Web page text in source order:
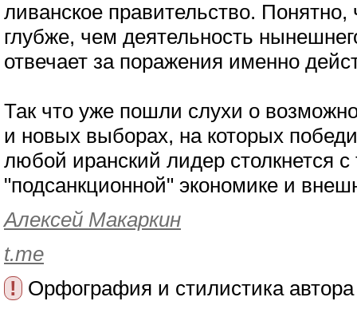
ливанское правительство. Понятно,
глубже, чем деятельность
отвечает за поражения именно
Так что уже пошли слухи о
и новых выборах, на которых
любой иранский лидер столкнется
"подсанкционной" экономике и
Алексей Макаркин
t.me
!
Орфография и стилистика